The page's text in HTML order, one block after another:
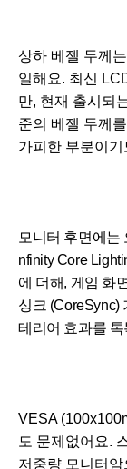
상하 베젤 두께
일해요. 최신
만, 현재 출시되
준의 베젤 두께
가피한 부분이기
모니터 후면에는
nfinity Core
에 더해, 게임 화
싱크 (CoreSync)
테리어 효과를
VESA
도 문제없어요.
저중량 모니터